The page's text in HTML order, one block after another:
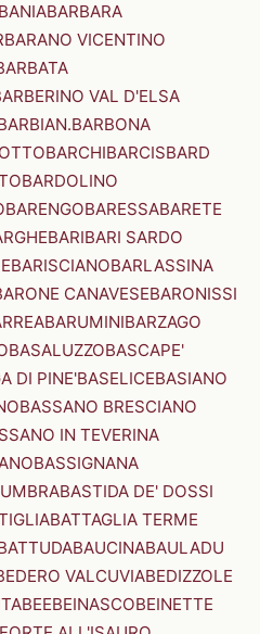
BARBARA
VICENTINO
VAL D'ELSA
BARBONA
BARCHIBARCISBARD
BARDOLINO
BARENGOBARESSABARETE
BARIBARI SARDO
BARISCIANOBARLASSINA
CANAVESEBARONISSI
BARUMINIBARZAGO
BASALUZZOBASCAPE'
DI PINE'BASELICEBASIANO
BASSANO BRESCIANO
IN TEVERINA
BASSIGNANA
BASTIDA DE' DOSSI
BATTAGLIA TERME
BAUCINABAULADU
VALCUVIABEDIZZOLE
BEEBEINASCOBEINETTE